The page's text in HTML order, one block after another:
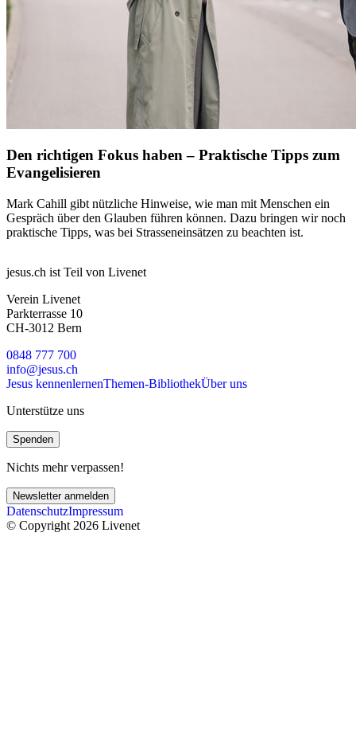
Den richtigen Fokus haben – Praktische Tipps zum
Evangelisieren
Mark Cahill gibt nützliche Hinweise, wie man mit Menschen ein
Gespräch über den Glauben führen können. Dazu bringen wir noch
praktische Tipps, was bei Strasseneinsätzen zu beachten ist.
jesus.ch ist Teil von Livenet
Verein Livenet
Parkterrasse 10
CH-3012 Bern
0848 777 700
info@jesus.ch
Jesus kennenlernenThemen-BibliothekÜber uns
Unterstütze uns
Spenden
Nichts mehr verpassen!
Newsletter anmelden
DatenschutzImpressum
© Copyright 2026 Livenet